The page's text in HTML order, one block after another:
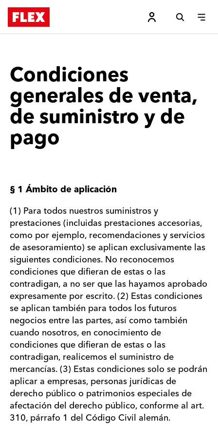
Condiciones
generales de venta,
de suministro y de
pago
§ 1 Ámbito de aplicación
(1) Para todos nuestros suministros y
prestaciones (incluidas prestaciones accesorias,
como por ejemplo, recomendaciones y servicios
de asesoramiento) se aplican exclusivamente las
siguientes condiciones. No reconocemos
condiciones que difieran de estas o las
contradigan, a no ser que las hayamos aprobado
expresamente por escrito. (2) Estas condiciones
se aplican también para todos los futuros
negocios entre las partes, así como también
cuando nosotros, en conocimiento de
condiciones que difieran de estas o las
contradigan, realicemos el suministro de
mercancías. (3) Estas condiciones solo se podrán
aplicar a empresas, personas jurídicas de
derecho público o patrimonios especiales de
afectación del derecho público, conforme al art.
310, párrafo 1 del Código Civil alemán.